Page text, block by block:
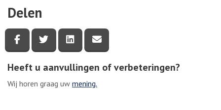
Delen
Deel deze pagina via Facebook
Deel deze pagina via Twitter
Deel deze pagina via LinkedIn
Heeft u aanvullingen of verbeteringen?
Wij horen graag uw mening.